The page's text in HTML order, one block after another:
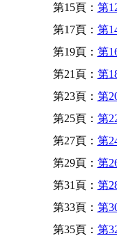
第15頁： 第
第17頁： 第
第19頁： 第
第21頁： 第
第23頁： 第
第25頁： 第
第27頁： 第
第29頁： 第
第31頁： 第
第33頁： 第
第35頁： 第